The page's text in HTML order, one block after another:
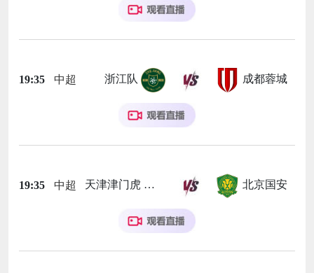
19:35 中超 浙江队 成都蓉城
19:35 中超 天津津门虎 北京国安